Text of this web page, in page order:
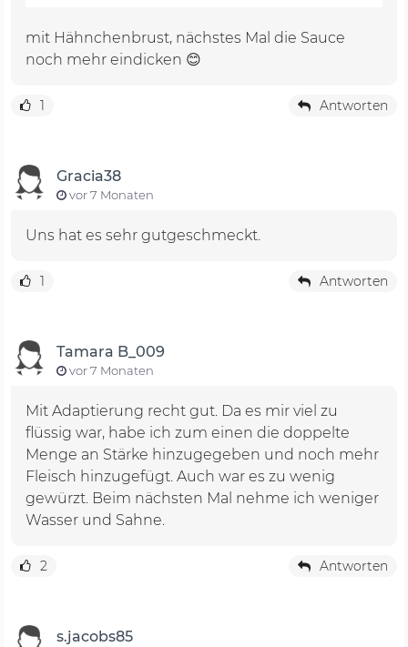
mit Hähnchenbrust, nächstes Mal die Sauce
noch mehr eindicken 😊
1 Antworten
Gracia38
vor 7 Monaten
Uns hat es sehr gutgeschmeckt.
1 Antworten
Tamara B_009
vor 7 Monaten
Mit Adaptierung recht gut. Da es mir viel zu
flüssig war, habe ich zum einen die doppelte
Menge an Stärke hinzugegeben und noch mehr
Fleisch hinzugefügt. Auch war es zu wenig
gewürzt. Beim nächsten Mal nehme ich weniger
Wasser und Sahne.
2 Antworten
s.jacobs85